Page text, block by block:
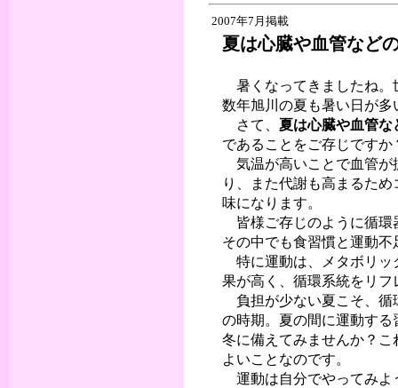
2007年7月掲載
夏は心臓や血管など
暑くなってきましたね。
数年旭川の夏も暑い日が多
さて、 夏は心臓や血管な
であることをご存じですか
気温が高いことで血管が
り、また代謝も高まるた
味になります。
皆様ご存じのように循環
その中でも食習慣と運動
特に運動は、メタボリッ
果が高く、循環系統をリ
負担が少ない夏こそ、循
の時期。夏の間に運動す
冬に備えてみませんか？
よいことなのです。
運動は自分でやってみよ